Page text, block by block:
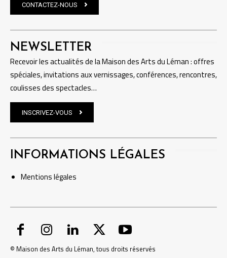
CONTACTEZ-NOUS
NEWSLETTER
Recevoir les actualités de la Maison des Arts du Léman : offres
spéciales, invitations aux vernissages, conférences, rencontres,
coulisses des spectacles…
INSCRIVEZ-VOUS
INFORMATIONS LÉGALES
Mentionslégales
© Maison des Arts du Léman, tous droits réservés